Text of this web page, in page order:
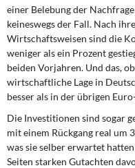
einer Belebung der
keineswegs der Fall. Nach
Wirtschaftsweisen sind die
weniger als ein Prozent
beiden Vorjahren. Und das,
wirtschaftliche Lage in
besser als in der übrigen
Die Investitionen sind sogar
mit einem Rückgang real um
was sie selber erwartet
Seiten starken Gutachten